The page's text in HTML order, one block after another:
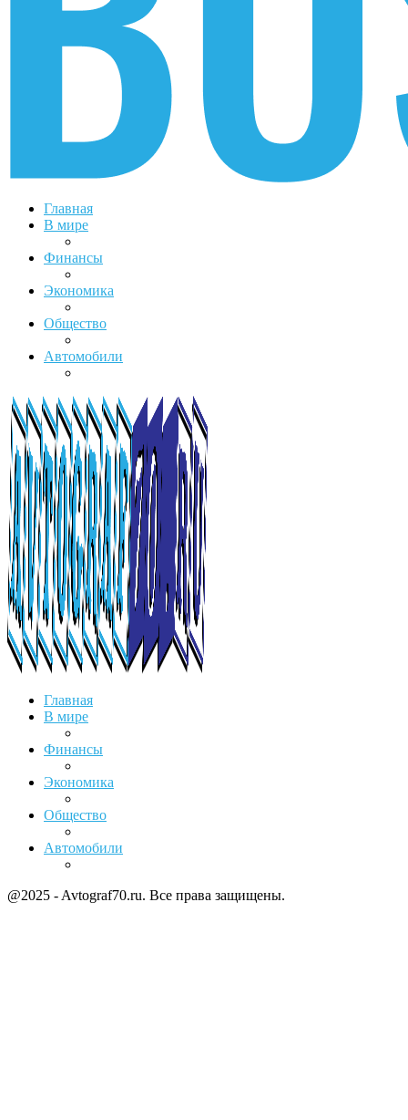
Главная
В мире
Финансы
Экономика
Общество
Автомобили
Главная
В мире
Финансы
Экономика
Общество
Автомобили
@2025 - Avtograf70.ru. Все права защищены.